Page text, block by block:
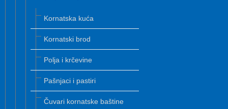
Kornatska kuća
Kornatski brod
Polja i krčevine
Pašnjaci i pastiri
Čuvari kornatske baštine